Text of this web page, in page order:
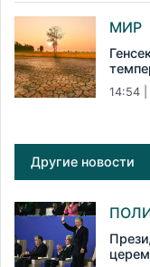
МИР
14:54
Другие новости